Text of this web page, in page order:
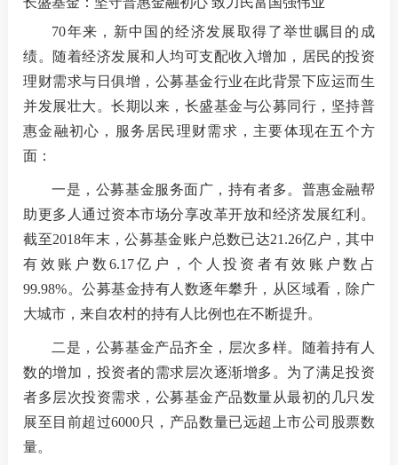
70年来，新中国的经济发展取得了举世瞩目的成
绩。随着经济发展和人均可支配收入增加，居民的投资
理财需求与日俱增，公募基金行业在此背景下应运而生
并发展壮大。长期以来，长盛基金与公募同行，坚持普
惠金融初心，服务居民理财需求，主要体现在五个方
面：
一是 ，公募基金服务面广，持有者多。普惠金融帮
助更多人通过资本市场分享改革开放和经济发展红利。
截至2018年末，公募基金账户总数已达21.26亿户，其中
有效账户数6.17亿户，个人投资者有效账户数占
99.98%。公募基金持有人数逐年攀升，从区域看，除广
大城市，来自农村的持有人比例也在不断提升。
二是 ，公募基金产品齐全，层次多样。随着持有人
数的增加，投资者的需求层次逐渐增多。为了满足投资
者多层次投资需求，公募基金产品数量从最初的几只发
展至目前超过6000只，产品数量已远超上市公司股票数
量。